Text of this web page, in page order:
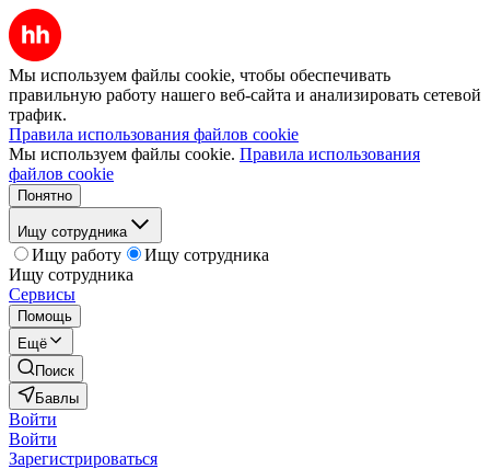
Мы используем файлы cookie, чтобы обеспечивать
правильную работу нашего веб-сайта и анализировать сетевой
трафик.
Правила использования файлов cookie
Мы используем файлы cookie. Правила использования
файлов cookie
Понятно
Ищу сотрудника
Ищу работу
Ищу сотрудника
Ищу сотрудника
Сервисы
Помощь
Ещё
Поиск
Бавлы
Войти
Войти
Зарегистрироваться